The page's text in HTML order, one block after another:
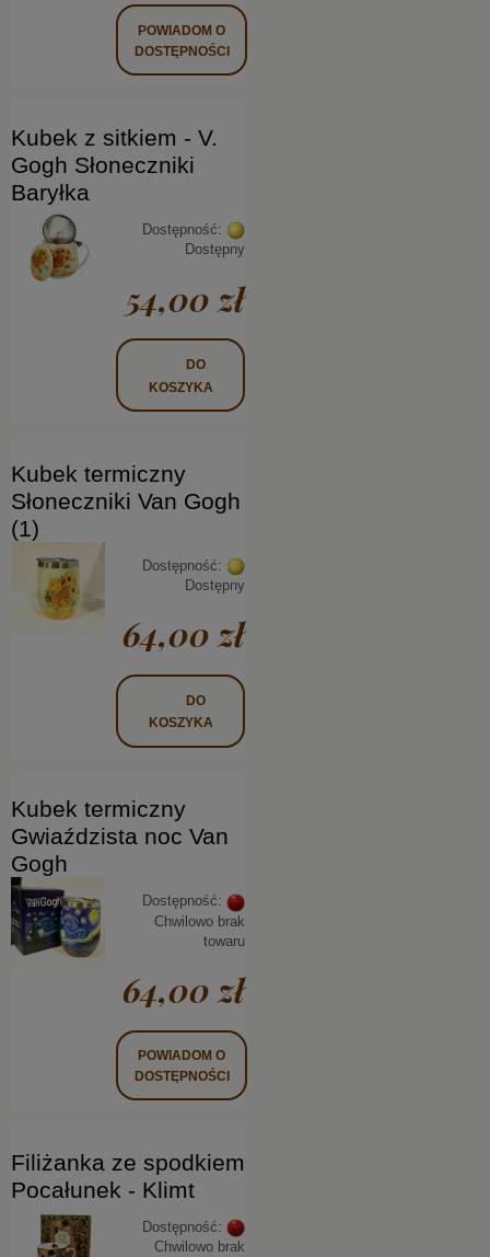
POWIADOM O
DOSTĘPNOŚCI
Kubek z sitkiem - V.
Gogh Słoneczniki
Baryłka
Dostępność:
Dostępny
54,00 zł
DO
KOSZYKA
Kubek termiczny
Słoneczniki Van Gogh
(1)
Dostępność:
Dostępny
64,00 zł
DO
KOSZYKA
Kubek termiczny
Gwiaździsta noc Van
Gogh
Dostępność:
Chwilowo brak
towaru
64,00 zł
POWIADOM O
DOSTĘPNOŚCI
Filiżanka ze spodkiem
Pocałunek - Klimt
Dostępność:
Chwilowo brak